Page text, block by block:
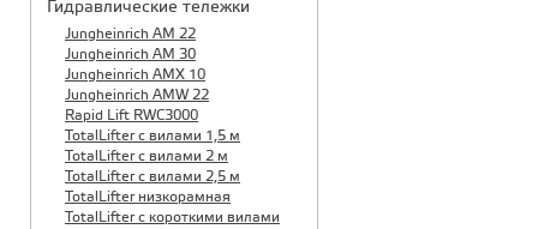
Гидравлические тележки
Jungheinrich AM 22
Jungheinrich AM 30
Jungheinrich AMX 10
Jungheinrich AMW 22
Rapid Lift RWC3000
TotalLifter с вилами 1,5 м
TotalLifter с вилами 2 м
TotalLifter с вилами 2,5 м
TotalLifter низкорамная
TotalLifter с короткими вилами